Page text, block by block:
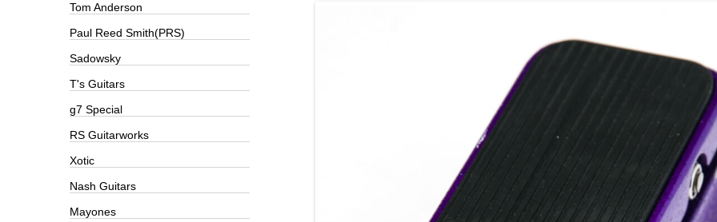
Tom Anderson
Paul Reed Smith(PRS)
Sadowsky
T's Guitars
g7 Special
RS Guitarworks
Xotic
Nash Guitars
Mayones